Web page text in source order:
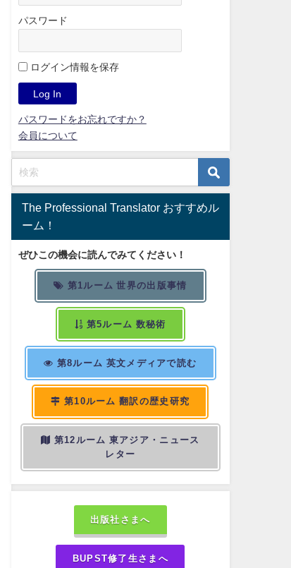
パスワード
ログイン情報を保存
パスワードをお忘れですか？
会員について
The Professional Translator おすすめル
ーム！
ぜひこの機会に読んでみてください！
第1ルーム 世界の出版事情
第5ルーム 数秘術
第8ルーム 英文メディアで読む
第10ルーム 翻訳の歴史研究
第12ルーム 東アジア・ニュース
レター
出版社さまへ
BUPST修了生さまへ